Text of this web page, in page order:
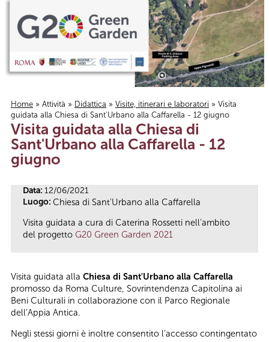
Tu sei qui
Home » Attività » Didattica » Visite, itinerari e laboratori » Visita
guidata alla Chiesa di Sant'Urbano alla Caffarella - 12 giugno
Visita guidata alla Chiesa di
Sant'Urbano alla Caffarella - 12
giugno
Data: 12/06/2021
Luogo: Chiesa di Sant'Urbano alla Caffarella
Visita guidata a cura di Caterina Rossetti nell'ambito
del progetto G20 Green Garden 2021
Visita guidata alla Chiesa di Sant'Urbano alla Caffarella
promosso da Roma Culture, Sovrintendenza Capitolina ai
Beni Culturali in collaborazione con il Parco Regionale
dell’Appia Antica.
Negli stessi giorni è inoltre consentito l’accesso contingentato